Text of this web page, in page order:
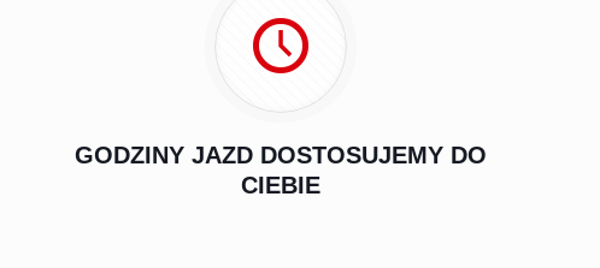
GODZINY JAZD DOSTOSUJEMY DO
CIEBIE